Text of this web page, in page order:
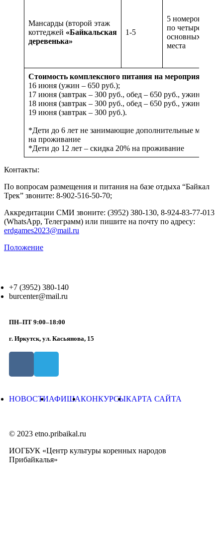
Мансарды (второй этаж
коттеджей «Байкальская
деревенька»
1-5
5 номеров
по четыре
основных
места
Стоимость комплексного питания на мероприятии
16 июня (ужин – 650 руб.);
17 июня (завтрак – 300 руб., обед – 650 руб., ужин – 650
18 июня (завтрак – 300 руб., обед – 650 руб., ужин – 650
19 июня (завтрак – 300 руб.).
*Дети до 6 лет не занимающие дополнительные места –
на проживание
*Дети до 12 лет – скидка 20% на проживание
Контакты:
По вопросам размещения и питания на базе отдыха “Байкал
Трек” звоните: 8-902-516-50-70;
Аккредитации СМИ звоните: (3952) 380-130, 8-924-83-77-013
(WhatsApp, Телеграмм) или пишите на почту по адресу:
erdgames2023@mail.ru
Положение
+7 (3952) 380-140
burcenter@mail.ru
ПН–ПТ 9:00–18:00
г. Иркутск, ул. Касьянова, 15
НОВОСТИАФИШАКОНКУРСЫКАРТА САЙТА
© 2023 etno.pribaikal.ru
ИОГБУК «Центр культуры коренных народов
Прибайкалья»